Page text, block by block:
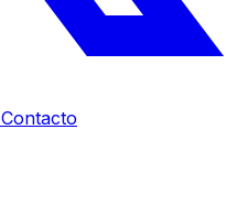
Contacto